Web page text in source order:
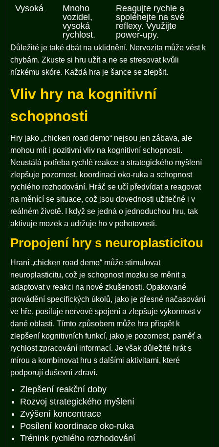
Vysoká
Mnoho
vozidel,
vysoká
rychlost.
Reagujte rychle a
spoléhejte na své
reflexy. Využijte
power-upy.
Důležité je také dbát na uklidnění. Nervozita může vést k
chybám. Zkuste si hru užít a ne se stresovat kvůli
nízkému skóre. Každá hra je šance se zlepšit.
Vliv hry na kognitivní
schopnosti
Hry jako „chicken road demo“ nejsou jen zábava, ale
mohou mít i pozitivní vliv na kognitivní schopnosti.
Neustálá potřeba rychlé reakce a strategického myšlení
zlepšuje pozornost, koordinaci oko-ruka a schopnost
rychlého rozhodování. Hráč se učí předvídat a reagovat
na měnící se situace, což jsou dovednosti užitečné i v
reálném životě. I když se jedná o jednoduchou hru, tak
aktivuje mozek a udržuje ho v pohotovosti.
Propojení hry s neuroplasticitou
Hraní „chicken road demo“ může stimulovat
neuroplasticitu, což je schopnost mozku se měnit a
adaptovat v reakci na nové zkušenosti. Opakované
provádění specifických úkolů, jako je přesné načasování
ve hře, posiluje nervové spojení a zlepšuje výkonnost v
dané oblasti. Tímto způsobem může hra přispět k
zlepšení kognitivních funkcí, jako je pozornost, paměť a
rychlost zpracování informací. Je však důležité hrát s
mírou a kombinovat hru s dalšími aktivitami, které
podporují duševní zdraví.
Zlepšení reakční doby
Rozvoj strategického myšlení
Zvýšení koncentrace
Posílení koordinace oko-ruka
Trénink rychlého rozhodování